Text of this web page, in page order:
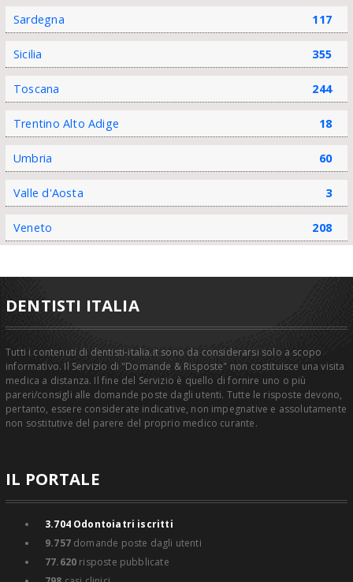
Sardegna 117
Sicilia 355
Toscana 244
Trentino Alto Adige 18
Umbria 60
Valle d'Aosta 3
Veneto 208
DENTISTI ITALIA
Tutti i contenuti di dentisti-italia.it sono da considerarsi solo a scopo
informativo. Il Servizio di "Domande & Risposte" non costituisce una visita
medica a distanza. Il fine del Servizio è quello di fornire uno o più
pareri/consigli alle domande poste dagli utenti. Tutte le risposte devono,
pertanto, essere considerate indicative, non impegnative e assolutamente
non sostitutive del parere del proprio medico curante.
IL PORTALE
3.704Odontoiatri iscritti
9.757domande poste dagli utenti
77.620 risposte pubblicate